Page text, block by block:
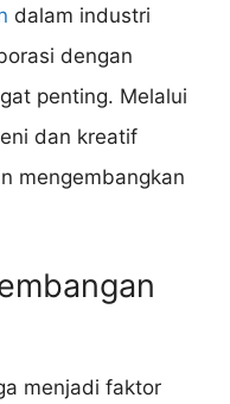
dalam industri
dengan
penting. Melalui
dan kreatif
mengembangkan
menjadi faktor